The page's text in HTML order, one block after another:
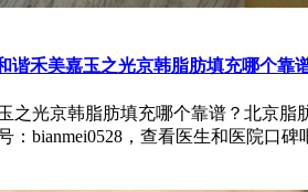
谐禾美嘉玉之光京韩脂肪填充哪个靠
之光京韩脂肪填充哪个靠谱？北京
bianmei0528，查看医生和医院口碑